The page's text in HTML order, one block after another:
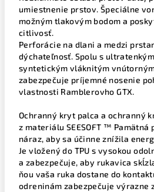
umiestnenie prstov. Špeciálne
možným tlakovým bodom a
citlivosť.
Perforácie na dlani a medzi
dýchateľnosť. Spolu s
syntetickým vláknitým
zabezpečuje príjemné nosenie
vlastnosti Ramblerovho GTX.
Ochranný kryt palca a ochranný
z materiálu SEESOFT ™ Pamätná
náraz, aby sa účinne znížila
Je vložený do TPU s vysokou
a zabezpečuje, aby rukavica
ňou vaša ruka dostane do
odreninám zabezpečuje výrazne